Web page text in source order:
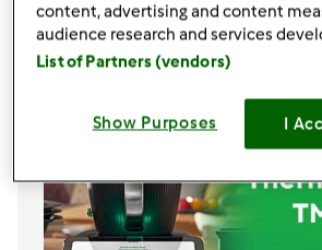
Lista zakupów
content, advertising and content
audience research and services
List of Partners (vendors)
Show Purposes I